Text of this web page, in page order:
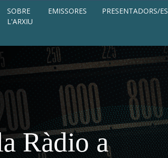
SOBRE
L'ARXIU
EMISSORES PRESENTADORS/ES
Ràdio a